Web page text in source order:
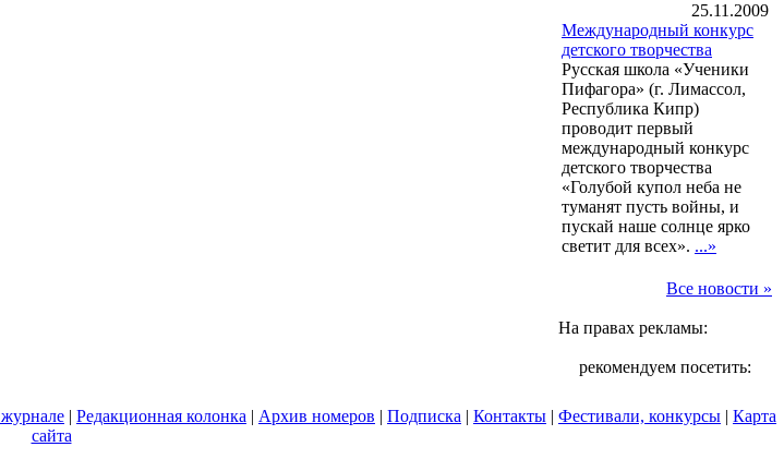
25.11.2009
Международный конкурс
детского творчества
Pусская школа «Ученики
Пифагора» (г. Лимассол,
Республика Кипр)
проводит первый
международный конкурс
детского творчества
«Голубой купол неба не
туманят пусть войны, и
пускай наше солнце ярко
светит для всех». ...»
Все новости »
На правах рекламы:
рекомендуем посетить:
| Редакционная колонка | Архив номеров | Подписка | Контакты | Фестивали, конкурсы | Карта
сайта